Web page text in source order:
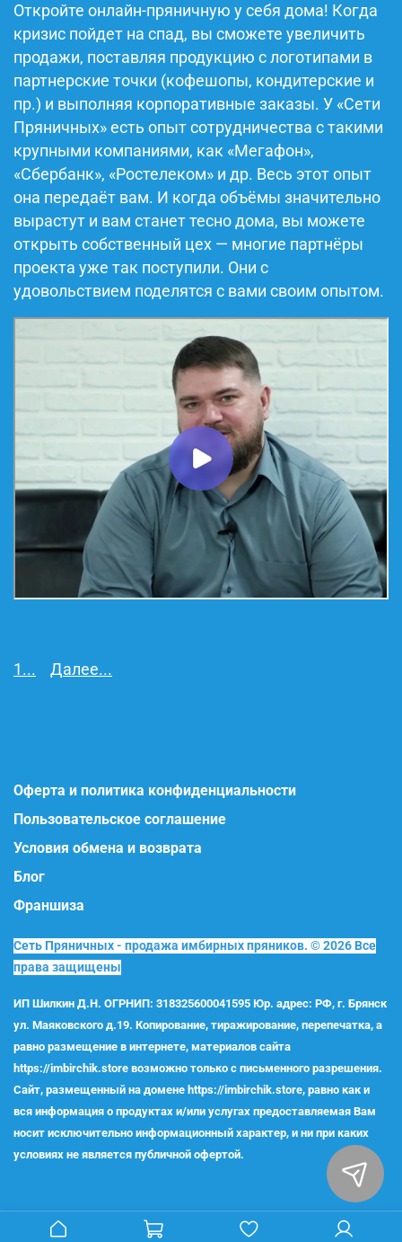
Откройте онлайн-пряничную у себя дома! Когда
кризис пойдет на спад, вы сможете увеличить
продажи, поставляя продукцию с логотипами в
партнерские точки (кофешопы, кондитерские и
пр.) и выполняя корпоративные заказы. У «Сети
Пряничных» есть опыт сотрудничества с такими
крупными компаниями, как «Мегафон»,
«Сбербанк», «Ростелеком» и др. Весь этот опыт
она передаёт вам. И когда объёмы значительно
вырастут и вам станет тесно дома, вы можете
открыть собственный цех — многие партнёры
проекта уже так поступили. Они с
удовольствием поделятся с вами своим опытом.
1... Далее...
Оферта и политика конфиденциальности
Пользовательское соглашение
Условия обмена и возврата
Блог
Франшиза
Сеть Пряничных - продажа имбирных пряников. © 2026 Все
права защищены
ИП Шилкин Д.Н. ОГРНИП: 318325600041595 Юр. адрес: РФ, г. Брянск
ул. Маяковского д.19. Копирование, тиражирование, перепечатка, а
равно размещение в интернете, материалов сайта
https://imbirchik.store возможно только с письменного разрешения.
Сайт, размещенный на домене https://imbirchik.store, равно как и
вся информация о продуктах и/или услугах предоставляемая Вам
носит исключительно информационный характер, и ни при каких
условиях не является публичной офертой.